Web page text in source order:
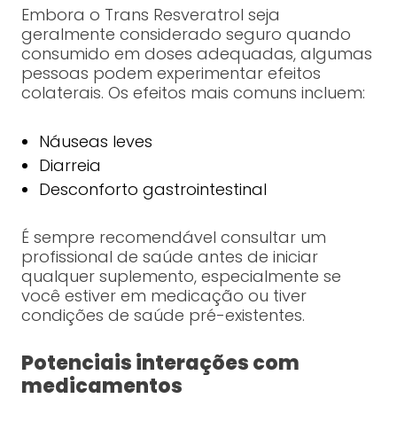
Embora o Trans Resveratrol seja
geralmente considerado seguro quando
consumido em doses adequadas, algumas
pessoas podem experimentar efeitos
colaterais. Os efeitos mais comuns incluem:
Náuseas leves
Diarreia
Desconforto gastrointestinal
É sempre recomendável consultar um
profissional de saúde antes de iniciar
qualquer suplemento, especialmente se
você estiver em medicação ou tiver
condições de saúde pré-existentes.
Potenciais interações com
medicamentos